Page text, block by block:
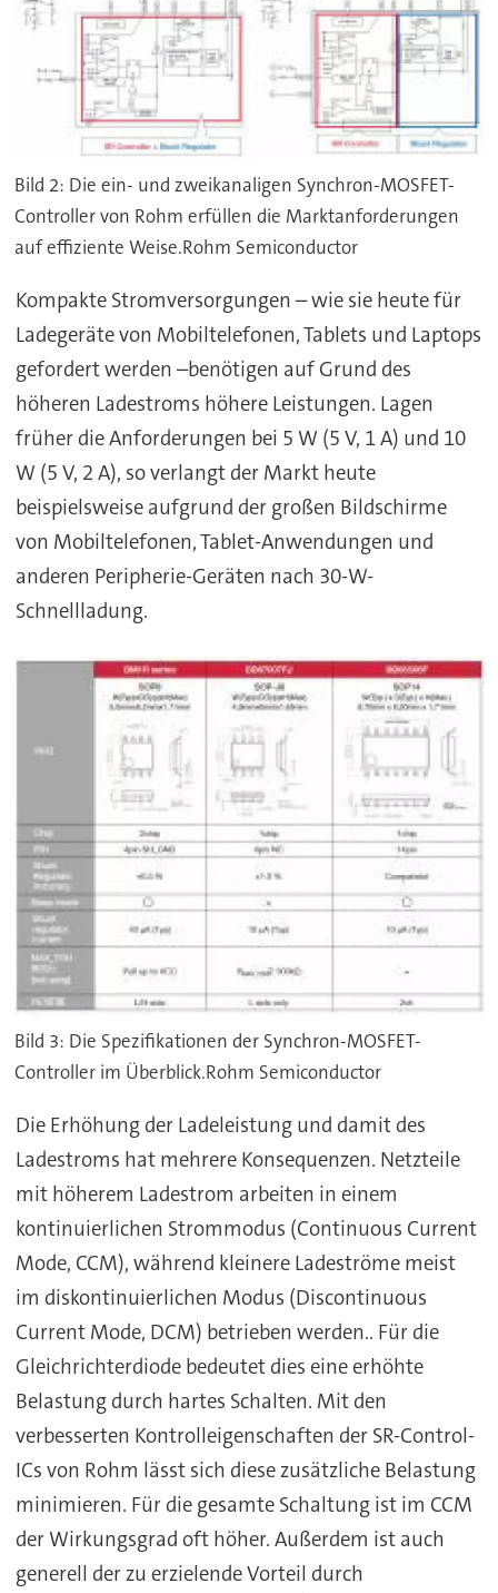
Bild 2: Die ein- und zweikanaligen Synchron-MOSFET-
Controller von Rohm erfüllen die Marktanforderungen
auf effiziente Weise.Rohm Semiconductor
Kompakte Stromversorgungen – wie sie heute für
Ladegeräte von Mobiltelefonen, Tablets und Laptops
gefordert werden –benötigen auf Grund des
höheren Ladestroms höhere Leistungen. Lagen
früher die Anforderungen bei 5 W (5 V, 1 A) und 10
W (5 V, 2 A), so verlangt der Markt heute
beispielsweise aufgrund der großen Bildschirme
von Mobiltelefonen, Tablet-Anwendungen und
anderen Peripherie-Geräten nach 30-W-
Schnellladung.
Bild 3: Die Spezifikationen der Synchron-MOSFET-
Controller im Überblick.Rohm Semiconductor
Die Erhöhung der Ladeleistung und damit des
Ladestroms hat mehrere Konsequenzen. Netzteile
mit höherem Ladestrom arbeiten in einem
kontinuierlichen Strommodus (Continuous Current
Mode, CCM), während kleinere Ladeströme meist
im diskontinuierlichen Modus (Discontinuous
Current Mode, DCM) betrieben werden.. Für die
Gleichrichterdiode bedeutet dies eine erhöhte
Belastung durch hartes Schalten. Mit den
verbesserten Kontrolleigenschaften der SR-Control-
ICs von Rohm lässt sich diese zusätzliche Belastung
minimieren. Für die gesamte Schaltung ist im CCM
der Wirkungsgrad oft höher. Außerdem ist auch
generell der zu erzielende Vorteil durch